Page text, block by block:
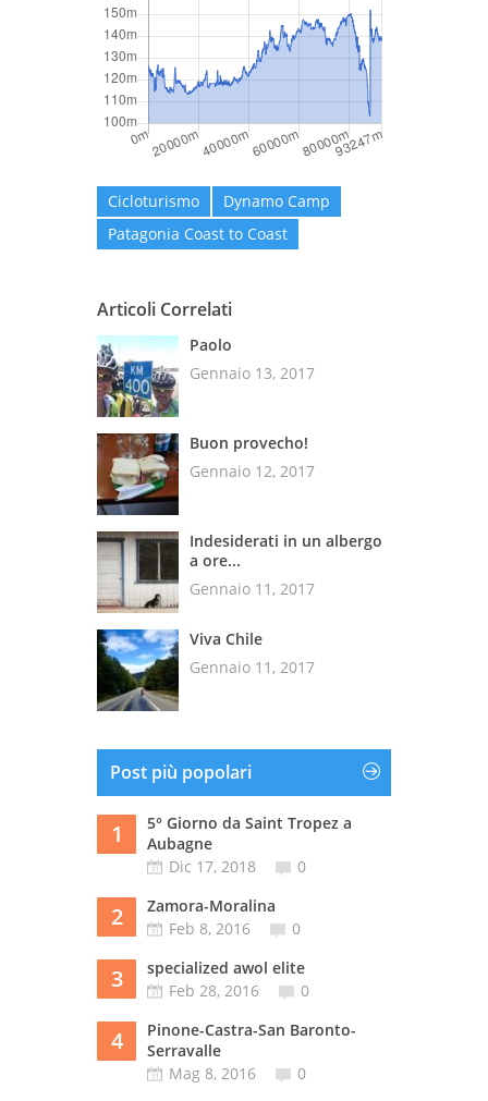
Cicloturismo
Dynamo Camp
Patagonia Coast to Coast
Articoli Correlati
Paolo
Gennaio 13, 2017
Buon provecho!
Gennaio 12, 2017
Indesiderati in un albergo
a ore...
Gennaio 11, 2017
Viva Chile
Gennaio 11, 2017
Post più popolari
1
5° Giorno da Saint Tropez a
Aubagne
Dic 17, 2018
0
2
Zamora-Moralina
Feb 8, 2016
0
3
specialized awol elite
Feb 28, 2016
0
4
Pinone-Castra-San Baronto-
Serravalle
Mag 8, 2016
0